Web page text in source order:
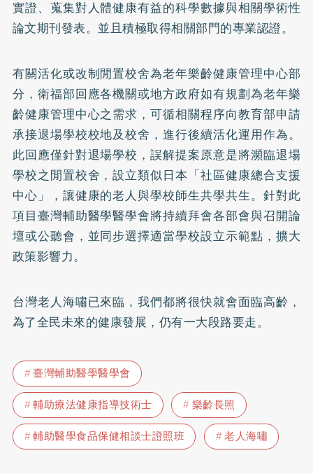
實證、蒐集對人體健康有益的科學數據與相關學術性
論文期刊發表。並且積極取得相關部門的專業認證。
有關活化或改制閒置校舍為老年樂齡健康管理中心部
分，衛福部回應各機關或地方政府如有規劃為老年樂
齡健康管理中心之需求，可循相關程序向教育部申請
承接退場學校校地及校舍，進行後續活化運用作為。
此回應僅針對退場學校，誤解提案原意是將瀕臨退場
學校之閒置校舍，設立類似日本「社區健康總合支援
中心」，讓健康的老人與學校師生共學共生。針對此
項目臺灣輔助醫學醫學會將持續拜會各部會與召開論
壇或公聽會，並同步選擇適當學校設立示範點，擴大
政策影響力。
台灣老人海嘯已來臨，我們都將很快就會面臨高齡，
為了全民未來的健康發展，仍有一大段路要走。
臺灣輔助醫學醫學會
輔助療法健康指導技術士
樂齡長照
輔助醫學食品保健相談士證照班
老人海嘯